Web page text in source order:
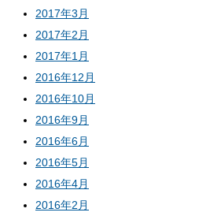
2017年3月
2017年2月
2017年1月
2016年12月
2016年10月
2016年9月
2016年6月
2016年5月
2016年4月
2016年2月